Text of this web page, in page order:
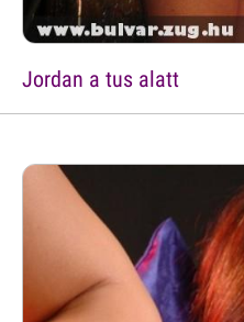
Jordan a tus alatt